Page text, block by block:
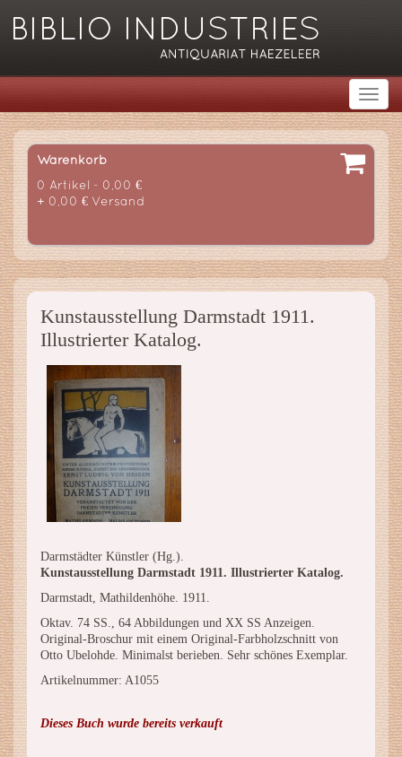
Warenkorb
0 Artikel - 0,00 €
+ 0,00 € Versand
Kunstausstellung Darmstadt 1911.
Illustrierter Katalog.
Darmstädter Künstler (Hg.).
Kunstausstellung Darmstadt 1911. Illustrierter Katalog.
Darmstadt, Mathildenhöhe. 1911.
Oktav. 74 SS., 64 Abbildungen und XX SS Anzeigen.
Original-Broschur mit einem Original-Farbholzschnitt von
Otto Ubelohde. Minimalst berieben. Sehr schönes Exemplar.
Artikelnummer: A1055
Dieses Buch wurde bereits verkauft